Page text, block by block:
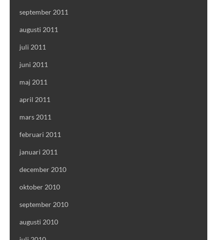
september 2011
augusti 2011
juli 2011
juni 2011
maj 2011
april 2011
mars 2011
februari 2011
januari 2011
december 2010
oktober 2010
september 2010
augusti 2010